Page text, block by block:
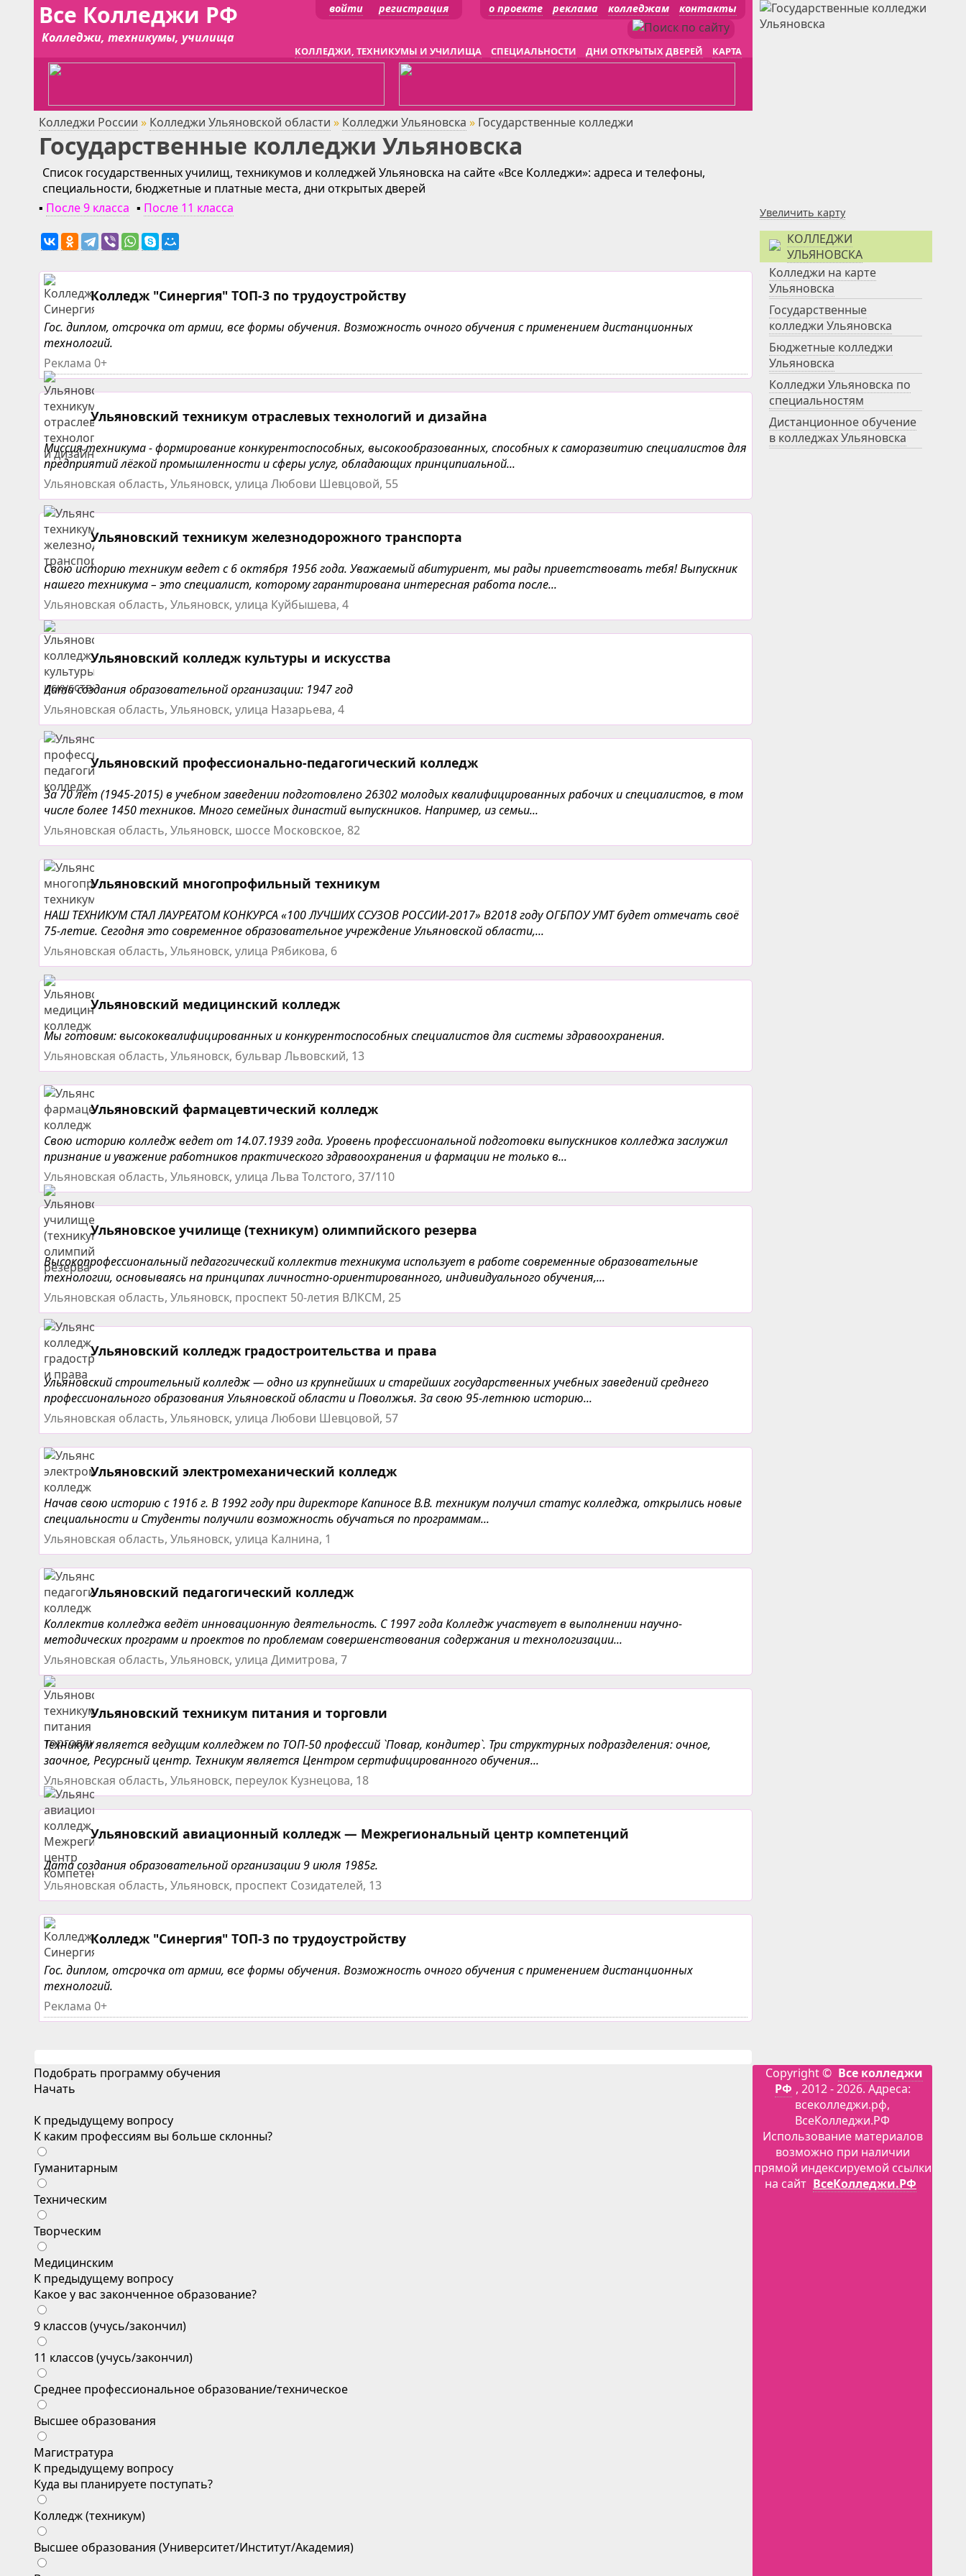
Все Колледжи РФ
Колледжи, техникумы, училища
о проекте реклама колледжам контакты
войти регистрация
КОЛЛЕДЖИ, ТЕХНИКУМЫ И УЧИЛИЩА СПЕЦИАЛЬНОСТИ ДНИ ОТКРЫТЫХ ДВЕРЕЙ КАРТА
Колледжи России » Колледжи Ульяновской области » Колледжи Ульяновска » Государственные колледжи
Государственные колледжи Ульяновска
Список государственных училищ, техникумов и колледжей Ульяновска на сайте «Все Колледжи»: адреса и телефоны,
специальности, бюджетные и платные места, дни открытых дверей
▪ После 9 класса ▪ После 11 класса
Колледж "Синергия" ТОП-3 по трудоустройству
Гос. диплом, отсрочка от армии, все формы обучения. Возможность очного обучения с применением дистанционных
технологий.
Реклама 0+
Ульяновский техникум отраслевых технологий и дизайна
Миссия техникума - формирование конкурентоспособных, высокообразованных, способных к саморазвитию специалистов для
предприятий лёгкой промышленности и сферы услуг, обладающих принципиальной...
Ульяновская область, Ульяновск, улица Любови Шевцовой, 55
Ульяновский техникум железнодорожного транспорта
Свою историю техникум ведет с 6 октября 1956 года. Уважаемый абитуриент, мы рады приветствовать тебя! Выпускник
нашего техникума – это специалист, которому гарантирована интересная работа после...
Ульяновская область, Ульяновск, улица Куйбышева, 4
Ульяновский колледж культуры и искусства
Дата создания образовательной организации: 1947 год
Ульяновская область, Ульяновск, улица Назарьева, 4
Ульяновский профессионально-педагогический колледж
За 70 лет (1945-2015) в учебном заведении подготовлено 26302 молодых квалифицированных рабочих и специалистов, в том
числе более 1450 техников. Много семейных династий выпускников. Например, из семьи...
Ульяновская область, Ульяновск, шоссе Московское, 82
Ульяновский многопрофильный техникум
НАШ ТЕХНИКУМ СТАЛ ЛАУРЕАТОМ КОНКУРСА «100 ЛУЧШИХ ССУЗОВ РОССИИ-2017» В2018 году ОГБПОУ УМТ будет отмечать своё
75-летие. Сегодня это современное образовательное учреждение Ульяновской области,...
Ульяновская область, Ульяновск, улица Рябикова, 6
Ульяновский медицинский колледж
Мы готовим: высококвалифицированных и конкурентоспособных специалистов для системы здравоохранения.
Ульяновская область, Ульяновск, бульвар Львовский, 13
Ульяновский фармацевтический колледж
Свою историю колледж ведет от 14.07.1939 года. Уровень профессиональной подготовки выпускников колледжа заслужил
признание и уважение работников практического здравоохранения и фармации не только в...
Ульяновская область, Ульяновск, улица Льва Толстого, 37/110
Ульяновское училище (техникум) олимпийского резерва
Высокопрофессиональный педагогический коллектив техникума использует в работе современные образовательные
технологии, основываясь на принципах личностно-ориентированного, индивидуального обучения,...
Ульяновская область, Ульяновск, проспект 50-летия ВЛКСМ, 25
Ульяновский колледж градостроительства и права
Ульяновский строительный колледж — одно из крупнейших и старейших государственных учебных заведений среднего
профессионального образования Ульяновской области и Поволжья. За свою 95-летнюю историю...
Ульяновская область, Ульяновск, улица Любови Шевцовой, 57
Ульяновский электромеханический колледж
Начав свою историю с 1916 г. В 1992 году при директоре Капиносе В.В. техникум получил статус колледжа, открылись новые
специальности и Студенты получили возможность обучаться по программам...
Ульяновская область, Ульяновск, улица Калнина, 1
Ульяновский педагогический колледж
Коллектив колледжа ведёт инновационную деятельность. С 1997 года Колледж участвует в выполнении научно-
методических программ и проектов по проблемам совершенствования содержания и технологизации...
Ульяновская область, Ульяновск, улица Димитрова, 7
Ульяновский техникум питания и торговли
Техникум является ведущим колледжем по ТОП-50 профессий `Повар, кондитер`. Три структурных подразделения: очное,
заочное, Ресурсный центр. Техникум является Центром сертифицированного обучения...
Ульяновская область, Ульяновск, переулок Кузнецова, 18
Ульяновский авиационный колледж — Межрегиональный центр компетенций
Дата создания образовательной организации 9 июля 1985г.
Ульяновская область, Ульяновск, проспект Созидателей, 13
Колледж "Синергия" ТОП-3 по трудоустройству
Гос. диплом, отсрочка от армии, все формы обучения. Возможность очного обучения с применением дистанционных
технологий.
Реклама 0+
Увеличить карту
КОЛЛЕДЖИ
УЛЬЯНОВСКА
Колледжи на карте
Ульяновска
Государственные
колледжи Ульяновска
Бюджетные колледжи
Ульяновска
Колледжи Ульяновска по
специальностям
Дистанционное обучение
в колледжах Ульяновска
Подобрать программу обучения
Начать
К предыдущему вопросу
К каким профессиям вы больше склонны?
Гуманитарным
Техническим
Творческим
Медицинским
К предыдущему вопросу
Какое у вас законченное образование?
9 классов (учусь/закончил)
11 классов (учусь/закончил)
Среднее профессиональное образование/техническое
Высшее образования
Магистратура
К предыдущему вопросу
Куда вы планируете поступать?
Колледж (техникум)
Высшее образования (Университет/Институт/Академия)
Copyright © Все колледжи
РФ , 2012 - 2026. Адреса:
всеколледжи.рф,
ВсеКолледжи.РФ
Использование материалов
возможно при наличии
прямой индексируемой ссылки
на сайт ВсеКолледжи.РФ